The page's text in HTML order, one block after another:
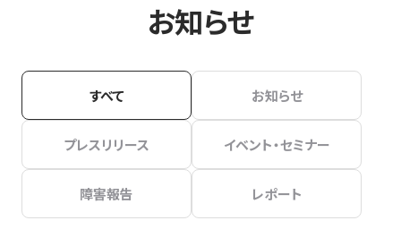
お知らせ
すべて お知らせ
プレスリリース イベント・セミナー
障害報告 レポート